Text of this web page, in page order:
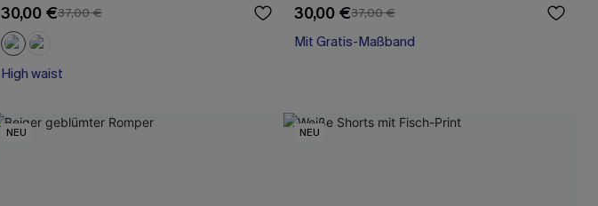
30,00 €37,00 €
High waist
30,00 €37,00 €
Mit Gratis-Maßband
Baumwolle
NEU NEU